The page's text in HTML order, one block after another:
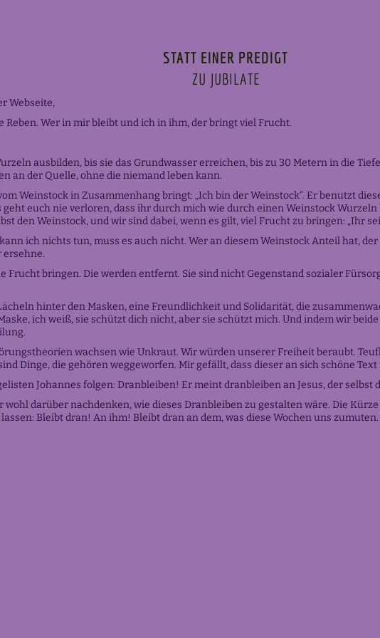
STATT EINER PREDIGT
ZU JUBILATE
Webseite,
Wer in mir bleibt und ich in ihm, der bringt viel Frucht.
ausbilden, bis sie das Grundwasser erreichen, bis zu 30 Metern in die
an der Quelle, ohne die niemand leben kann.
Weinstock in Zusammenhang bringt: „Ich bin der Weinstock“. Er benutzt
euch nie verloren, dass ihr durch mich wie durch einen Weinstock
den Weinstock, und wir sind dabei, wenn es gilt, viel Frucht zu bringen: „Ihr
ich nichts tun, muss es auch nicht. Wer an diesem Weinstock Anteil hat,
ersehne.
Frucht bringen. Die werden entfernt. Sie sind nicht Gegenstand sozialer
hinter den Masken, eine Freundlichkeit und Solidarität, die
ich weiß, sie schützt dich nicht, aber sie schützt mich. Und indem wir
wachsen wie Unkraut. Wir würden unserer Freiheit beraubt.
Dinge, die gehören weggeworfen. Mir gefällt, dass dieser an sich schöne
Johannes folgen: Dranbleiben! Er meint dranbleiben an Jesus, der selbst
darüber nachdenken, wie dieses Dranbleiben zu gestalten wäre. Die
lassen: Bleibt dran! An ihm! Bleibt dran an dem, was diese Wochen